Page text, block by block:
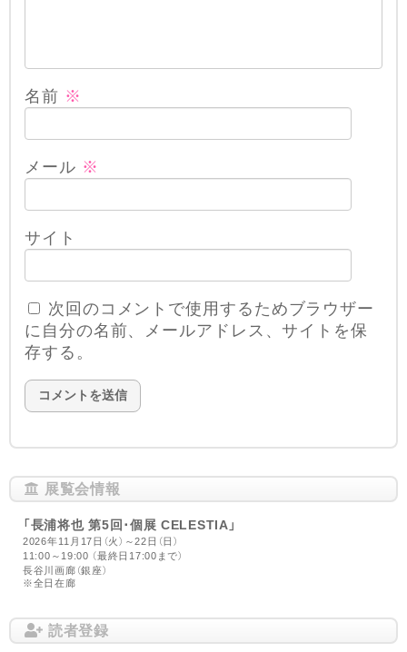
名前 ※
メール ※
サイト
次回のコメントで使用するためブラウザー
に自分の名前、メールアドレス、サイトを保
存する。
展覧会情報
「長浦将也 第5回･個展 CELESTIA」
2026年11月17日（火）～22日（日）
11:00～19:00 （最終日17:00まで）
長谷川画廊（銀座）
※全日在廊
読者登録